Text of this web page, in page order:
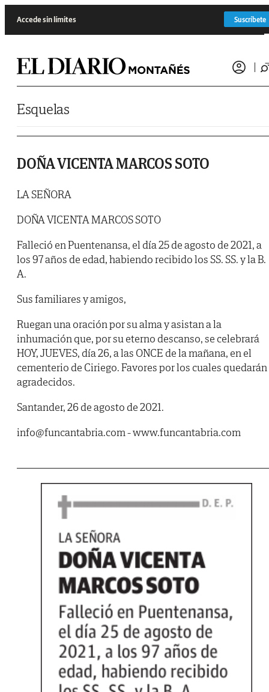
Accede sin límites Suscríbete
Esquelas
DOÑA VICENTA MARCOS SOTO
LA SEÑORA
DOÑA VICENTA MARCOS SOTO
Falleció en Puentenansa, el día 25 de agosto de 2021, a
los 97 años de edad, habiendo recibido los SS. SS. y la B.
A.
Sus familiares y amigos,
Ruegan una oración por su alma y asistan a la
inhumación que, por su eterno descanso, se celebrará
HOY, JUEVES, día 26, a las ONCE de la mañana, en el
cementerio de Ciriego. Favores por los cuales quedarán
agradecidos.
Santander, 26 de agosto de 2021.
info@funcantabria.com - www.funcantabria.com